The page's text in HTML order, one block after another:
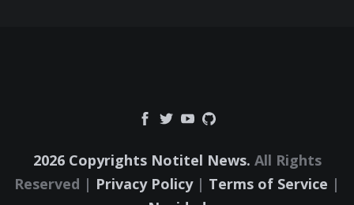
2026 Copyrights Notitel News. All Rights
Reserved | Privacy Policy| Terms of Service |